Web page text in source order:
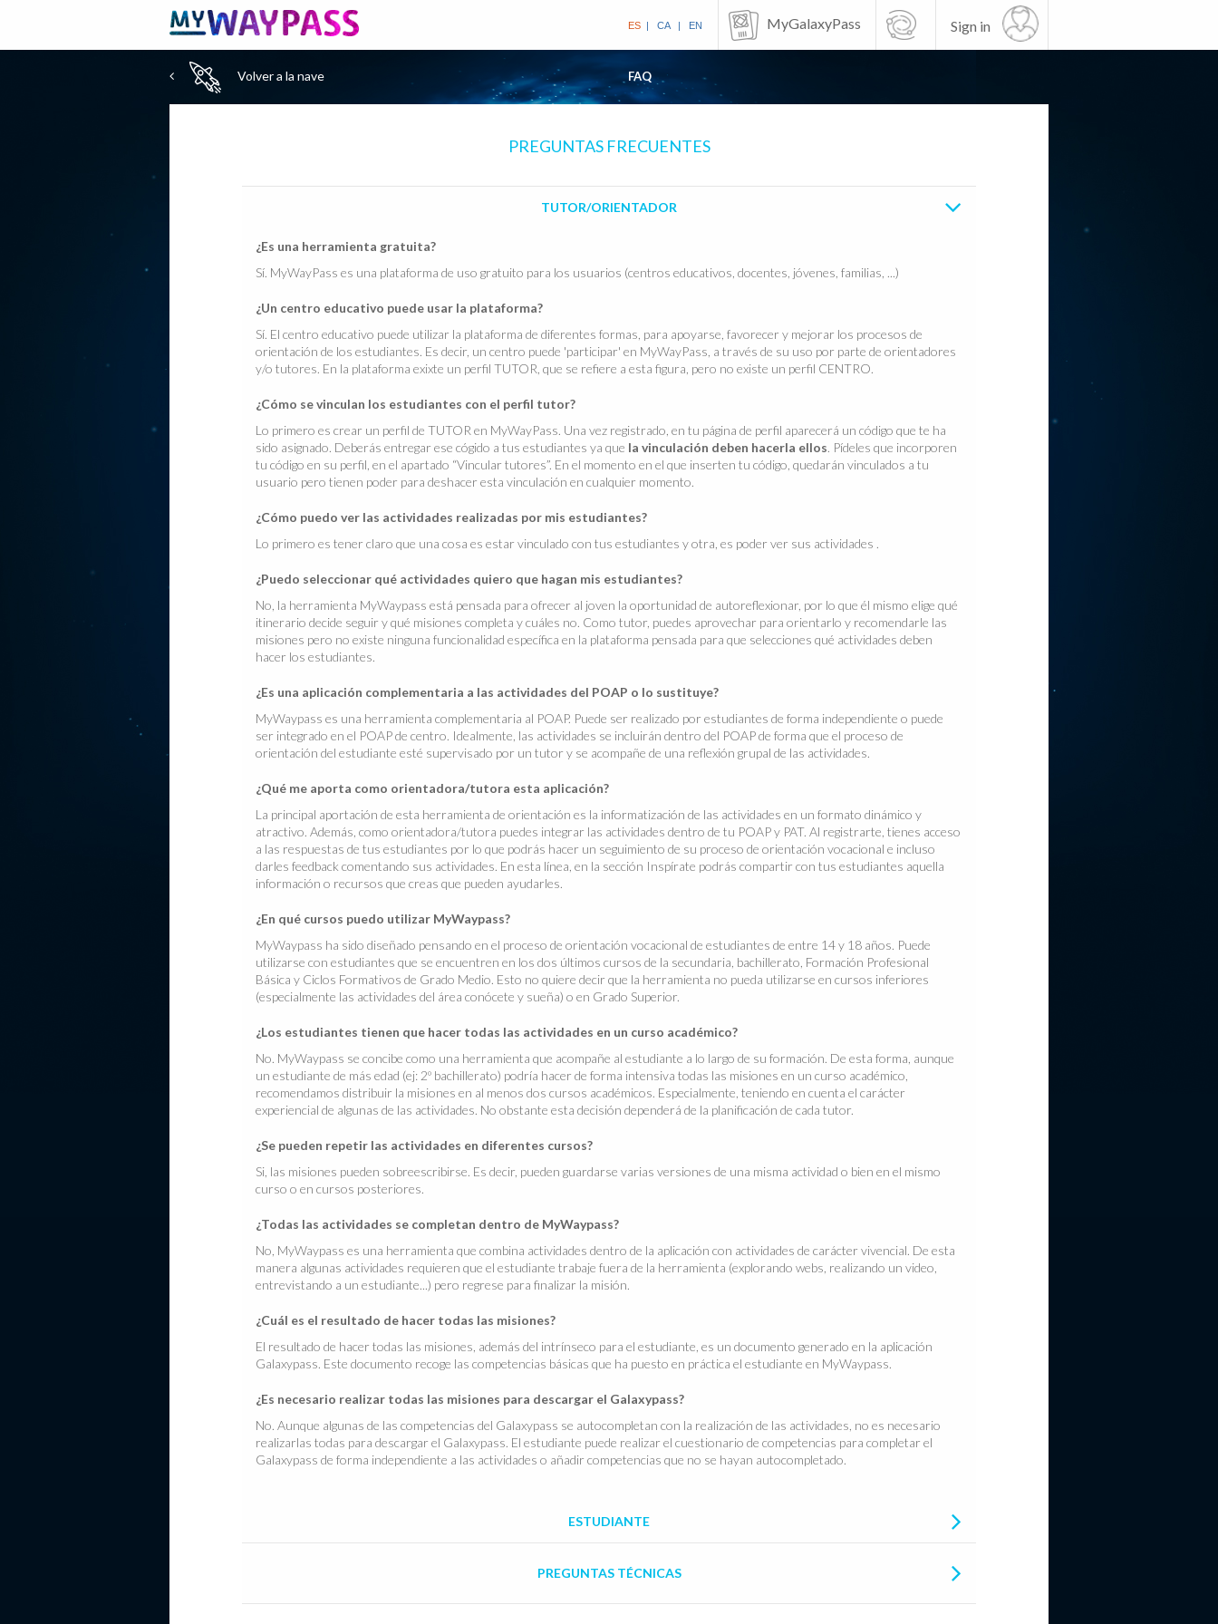
Sign in
MyGalaxyPass
ES | CA| EN
Volver a la nave FAQ
PREGUNTAS FRECUENTES
TUTOR/ORIENTADOR
¿Es una herramienta gratuita?
Sí. MyWayPass es una plataforma de uso gratuito para los usuarios (centros educativos, docentes, jóvenes, familias, ...)
¿Un centro educativo puede usar la plataforma?
Sí. El centro educativo puede utilizar la plataforma de diferentes formas, para apoyarse, favorecer y mejorar los procesos de
orientación de los estudiantes. Es decir, un centro puede 'participar' en MyWayPass, a través de su uso por parte de orientadores
y/o tutores. En la plataforma exixte un perfil TUTOR, que se refiere a esta figura, pero no existe un perfil CENTRO.
¿Cómo se vinculan los estudiantes con el perfil tutor?
Lo primero es crear un perfil de TUTOR en MyWayPass. Una vez registrado, en tu página de perfil aparecerá un código que te ha
sido asignado. Deberás entregar ese cógido a tus estudiantes ya que la vinculación deben hacerla ellos. Pídeles que incorporen
tu código en su perfil, en el apartado “Vincular tutores”. En el momento en el que inserten tu código, quedarán vinculados a tu
usuario pero tienen poder para deshacer esta vinculación en cualquier momento.
¿Cómo puedo ver las actividades realizadas por mis estudiantes?
Lo primero es tener claro que una cosa es estar vinculado con tus estudiantes y otra, es poder ver sus actividades .
¿Puedo seleccionar qué actividades quiero que hagan mis estudiantes?
No, la herramienta MyWaypass está pensada para ofrecer al joven la oportunidad de autoreflexionar, por lo que él mismo elige qué
itinerario decide seguir y qué misiones completa y cuáles no. Como tutor, puedes aprovechar para orientarlo y recomendarle las
misiones pero no existe ninguna funcionalidad específica en la plataforma pensada para que selecciones qué actividades deben
hacer los estudiantes.
¿Es una aplicación complementaria a las actividades del POAP o lo sustituye?
MyWaypass es una herramienta complementaria al POAP. Puede ser realizado por estudiantes de forma independiente o puede
ser integrado en el POAP de centro. Idealmente, las actividades se incluirán dentro del POAP de forma que el proceso de
orientación del estudiante esté supervisado por un tutor y se acompañe de una reflexión grupal de las actividades.
¿Qué me aporta como orientadora/tutora esta aplicación?
La principal aportación de esta herramienta de orientación es la informatización de las actividades en un formato dinámico y
atractivo. Además, como orientadora/tutora puedes integrar las actividades dentro de tu POAP y PAT. Al registrarte, tienes acceso
a las respuestas de tus estudiantes por lo que podrás hacer un seguimiento de su proceso de orientación vocacional e incluso
darles feedback comentando sus actividades. En esta línea, en la sección Inspírate podrás compartir con tus estudiantes aquella
información o recursos que creas que pueden ayudarles.
¿En qué cursos puedo utilizar MyWaypass?
MyWaypass ha sido diseñado pensando en el proceso de orientación vocacional de estudiantes de entre 14 y 18 años. Puede
utilizarse con estudiantes que se encuentren en los dos últimos cursos de la secundaria, bachillerato, Formación Profesional
Básica y Ciclos Formativos de Grado Medio. Esto no quiere decir que la herramienta no pueda utilizarse en cursos inferiores
(especialmente las actividades del área conócete y sueña) o en Grado Superior.
¿Los estudiantes tienen que hacer todas las actividades en un curso académico?
No. MyWaypass se concibe como una herramienta que acompañe al estudiante a lo largo de su formación. De esta forma, aunque
un estudiante de más edad (ej: 2º bachillerato) podría hacer de forma intensiva todas las misiones en un curso académico,
recomendamos distribuir la misiones en al menos dos cursos académicos. Especialmente, teniendo en cuenta el carácter
experiencial de algunas de las actividades. No obstante esta decisión dependerá de la planificación de cada tutor.
¿Se pueden repetir las actividades en diferentes cursos?
Si, las misiones pueden sobreescribirse. Es decir, pueden guardarse varias versiones de una misma actividad o bien en el mismo
curso o en cursos posteriores.
¿Todas las actividades se completan dentro de MyWaypass?
No, MyWaypass es una herramienta que combina actividades dentro de la aplicación con actividades de carácter vivencial. De esta
manera algunas actividades requieren que el estudiante trabaje fuera de la herramienta (explorando webs, realizando un video,
entrevistando a un estudiante...) pero regrese para finalizar la misión.
¿Cuál es el resultado de hacer todas las misiones?
El resultado de hacer todas las misiones, además del intrínseco para el estudiante, es un documento generado en la aplicación
Galaxypass. Este documento recoge las competencias básicas que ha puesto en práctica el estudiante en MyWaypass.
¿Es necesario realizar todas las misiones para descargar el Galaxypass?
No. Aunque algunas de las competencias del Galaxypass se autocompletan con la realización de las actividades, no es necesario
realizarlas todas para descargar el Galaxypass. El estudiante puede realizar el cuestionario de competencias para completar el
Galaxypass de forma independiente a las actividades o añadir competencias que no se hayan autocompletado.
ESTUDIANTE
PREGUNTAS TÉCNICAS